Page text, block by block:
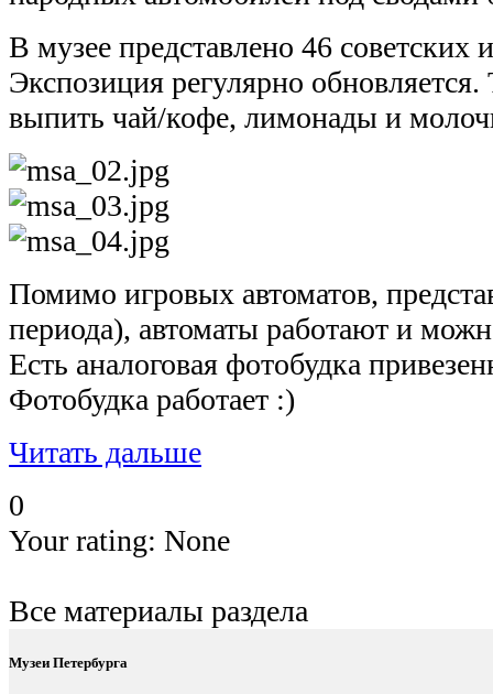
В музее представлено 46
Экспозиция регулярно
выпить чай/кофе, лимонады и
Помимо игровых автоматов,
периода), автоматы работают и
Есть аналоговая фотобудка
Фотобудка работает :)
Читать дальше
0
Your rating: None
Все материалы раздела
Музеи Петербурга